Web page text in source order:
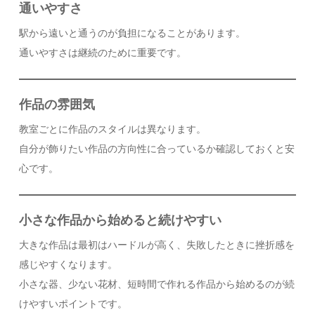
通いやすさ
駅から遠いと通うのが負担になることがあります。
通いやすさは継続のために重要です。
作品の雰囲気
教室ごとに作品のスタイルは異なります。
自分が飾りたい作品の方向性に合っているか確認しておくと安
心です。
小さな作品から始めると続けやすい
大きな作品は最初はハードルが高く、失敗したときに挫折感を
感じやすくなります。
小さな器、少ない花材、短時間で作れる作品から始めるのが続
けやすいポイントです。